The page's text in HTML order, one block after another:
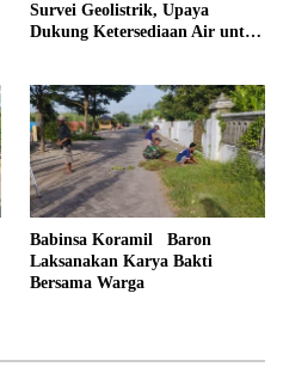
Survei Geolistrik, Upaya
Dukung Ketersediaan Air untuk
Babinsa Koramil Baron
Laksanakan Karya Bakti
Bersama Warga